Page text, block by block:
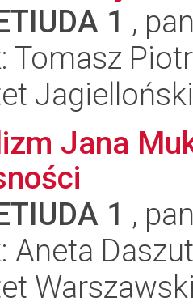
1 ,
Tomasz
Jana
1 ,
Aneta